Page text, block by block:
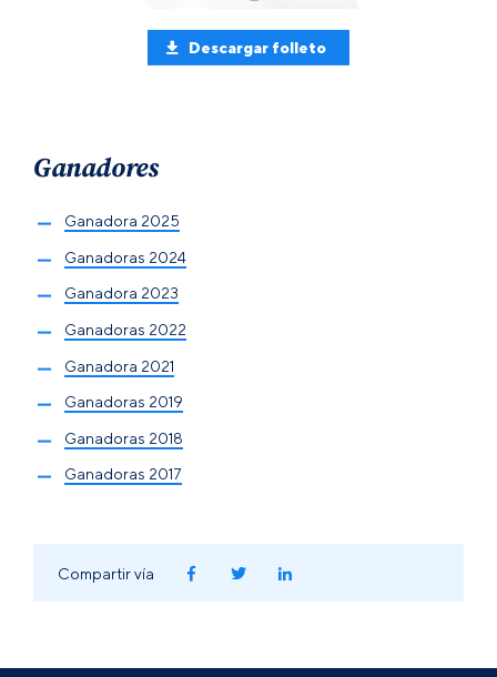
Descargar folleto
Ganadores
Ganadora 2025
Ganadoras 2024
Ganadora 2023
Ganadoras 2022
Ganadora 2021
Ganadoras 2019
Ganadoras 2018
Ganadoras 2017
Compartir vía